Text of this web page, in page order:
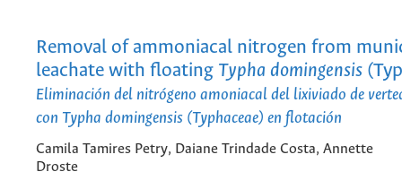
Removal of ammoniacal nitrogen from
leachate with floating Typha domingensis
Eliminación del nitrógeno amoniacal del lixiviado de
con Typha domingensis (Typhaceae) en flotación
Camila Tamires Petry, Daiane Trindade Costa, Annette
Droste